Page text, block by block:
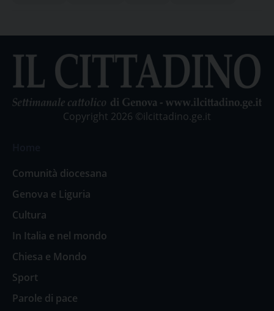
Copyright 2026 ©ilcittadino.ge.it
Comunità diocesana
Genova e Liguria
Cultura
In Italia e nel mondo
Chiesa e Mondo
Sport
Parole di pace